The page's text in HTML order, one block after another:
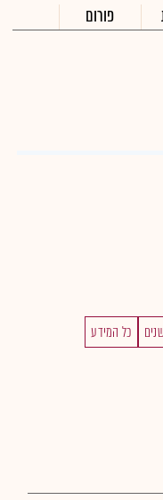
פורום
כל המידע